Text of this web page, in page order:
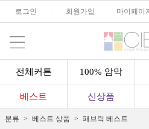
로그인 회원가입 마이페이
전체커튼 100% 암막
베스트 신상품
분류 베스트 상품 패브릭 베스트